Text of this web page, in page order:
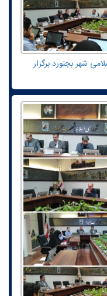
شهر بجنورد برگزار